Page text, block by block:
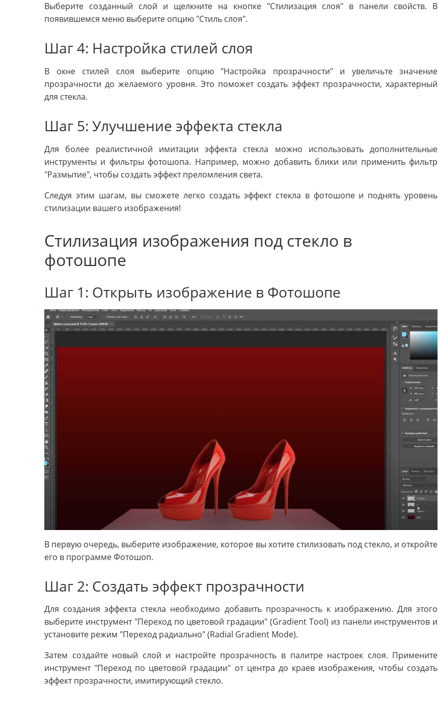
Выберите созданный слой и щелкните на кнопке "Стилизация слоя" в панели свойств. В
появившемся меню выберите опцию "Стиль слоя".
Шаг 4: Настройка стилей слоя
В окне стилей слоя выберите опцию "Настройка прозрачности" и увеличьте значение
прозрачности до желаемого уровня. Это поможет создать эффект прозрачности, характерный
для стекла.
Шаг 5: Улучшение эффекта стекла
Для более реалистичной имитации эффекта стекла можно использовать дополнительные
инструменты и фильтры фотошопа. Например, можно добавить блики или применить фильтр
"Размытие", чтобы создать эффект преломления света.
Следуя этим шагам, вы сможете легко создать эффект стекла в фотошопе и поднять уровень
стилизации вашего изображения!
Стилизация изображения под стекло в
фотошопе
Шаг 1: Открыть изображение в Фотошопе
В первую очередь, выберите изображение, которое вы хотите стилизовать под стекло, и откройте
его в программе Фотошоп.
Шаг 2: Создать эффект прозрачности
Для создания эффекта стекла необходимо добавить прозрачность к изображению. Для этого
выберите инструмент "Переход по цветовой градации" (Gradient Tool) из панели инструментов и
установите режим "Переход радиально" (Radial Gradient Mode).
Затем создайте новый слой и настройте прозрачность в палитре настроек слоя. Примените
инструмент "Переход по цветовой градации" от центра до краев изображения, чтобы создать
эффект прозрачности, имитирующий стекло.